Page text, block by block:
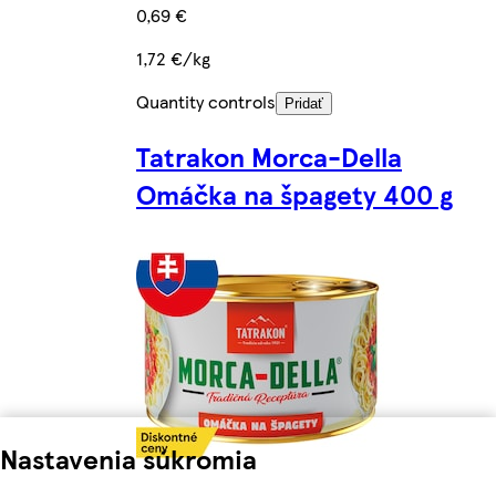
Nastavenia súkromia
0,69 €
1,72 €/kg
Quantity controls
Pridať
Tatrakon Morca-Della
Omáčka na špagety 400 g